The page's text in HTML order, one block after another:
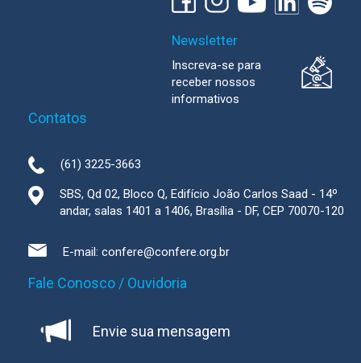
Newsletter
Inscreva-se para
receber nossos
informativos
Contatos
(61) 3225-3663
SBS, Qd 02, Bloco Q, Edifício João Carlos Saad - 14º
andar, salas 1401 a 1406, Brasília - DF, CEP 70070-120
E-mail: confere@confere.org.br
Fale Conosco / Ouvidoria
Envie sua mensagem